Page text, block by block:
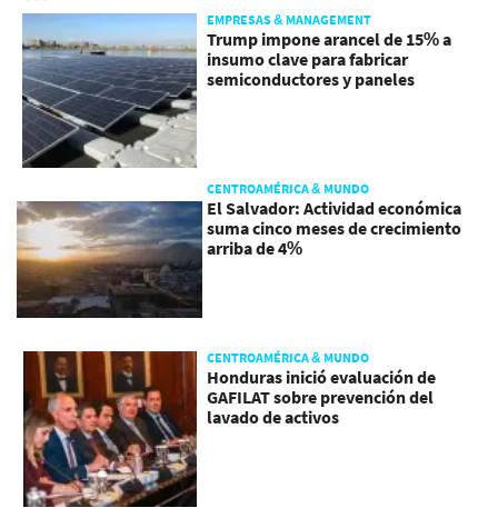
EMPRESAS & MANAGEMENT
Trump impone arancel de 15% a
insumo clave para fabricar
semiconductores y paneles
CENTROAMÉRICA & MUNDO
El Salvador: Actividad económica
suma cinco meses de crecimiento
arriba de 4%
CENTROAMÉRICA & MUNDO
Honduras inició evaluación de
GAFILAT sobre prevención del
lavado de activos